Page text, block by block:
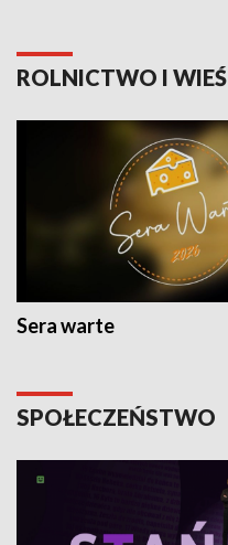
ROLNICTWO I WIEŚ
Sera warte
SPOŁECZEŃSTWO